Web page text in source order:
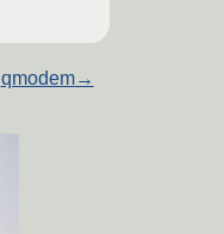
qmodem→